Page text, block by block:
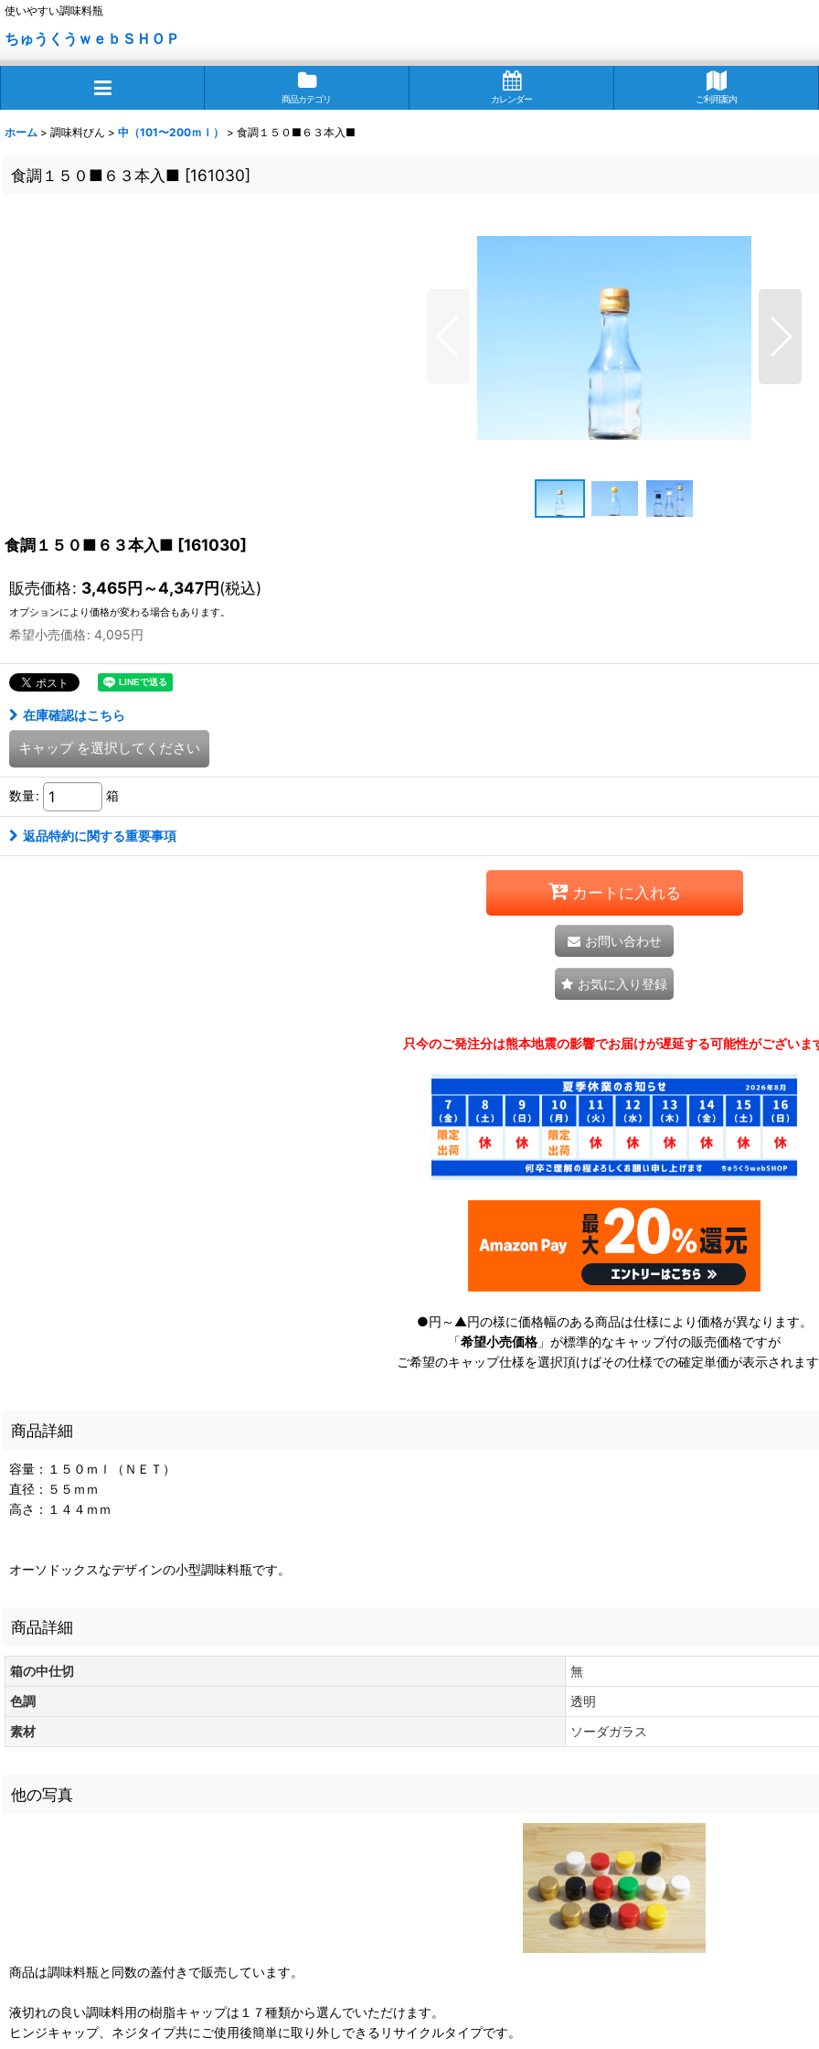
使いやすい調味料瓶
ちゅうくうｗｅｂＳＨＯＰ
商品カテゴリ カレンダー ご利用案内
ホーム > 調味料びん > 中（101〜200ｍｌ） > 食調１５０■６３本入■
食調１５０■６３本入■ [161030]
食調１５０■６３本入■ [161030]
販売価格: 3,465円～4,347円(税込)
オプションにより価格が変わる場合もあります。
希望小売価格: 4,095円
在庫確認はこちら
キャップ を選択してください
数量: 箱
返品特約に関する重要事項
カートに入れる
お問い合わせ
お気に入り登録
只今のご発注分は熊本地震の影響でお届けが遅延する可能性がございま
●円～▲円の様に価格幅のある商品は仕様により価格が異なります。
「希望小売価格 」が標準的なキャップ付の販売価格ですが
ご希望のキャップ仕様を選択頂けばその仕様での確定単価が表示されま
商品詳細
容量：１５０ｍｌ（ＮＥＴ）
直径：５５ｍｍ
高さ：１４４ｍｍ
オーソドックスなデザインの小型調味料瓶です。
商品詳細
箱の中仕切
無
色調
透明
素材
ソーダガラス
他の写真
商品は調味料瓶と同数の蓋付きで販売しています。
液切れの良い調味料用の樹脂キャップは１７種類から選んでいただけます。
ヒンジキャップ、ネジタイプ共にご使用後簡単に取り外しできるリサイクルタイプです。